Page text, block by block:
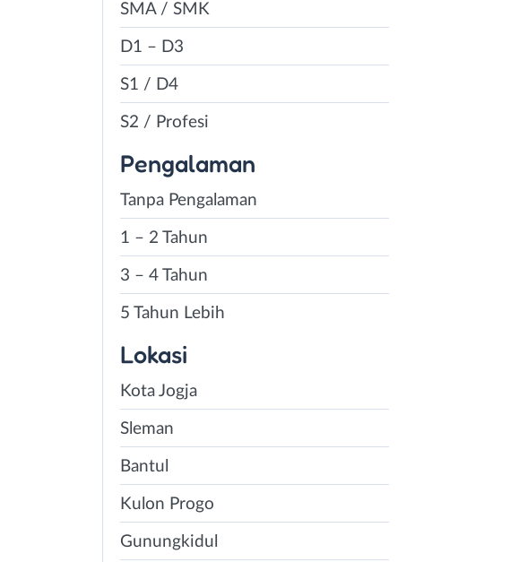
SMA / SMK
D1 – D3
S1 / D4
S2 / Profesi
Pengalaman
Tanpa Pengalaman
1 – 2 Tahun
3 – 4 Tahun
5 Tahun Lebih
Lokasi
Kota Jogja
Sleman
Bantul
Kulon Progo
Gunungkidul